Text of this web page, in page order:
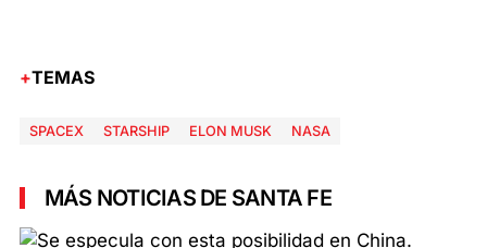
TEMAS
SPACEX STARSHIP ELON MUSK NASA
MÁS NOTICIAS DE SANTA FE